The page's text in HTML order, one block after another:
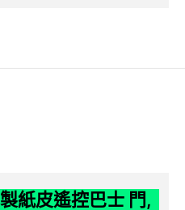
紙皮遙控巴士 門,